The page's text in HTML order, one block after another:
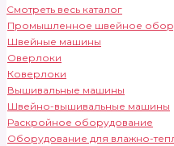
Смотреть весь каталог
Промышленное швейное
Швейные машины
Оверлоки
Коверлоки
Вышивальные машины
Швейно-вышивальные машины
Раскройное оборудование
Оборудование для влажно-